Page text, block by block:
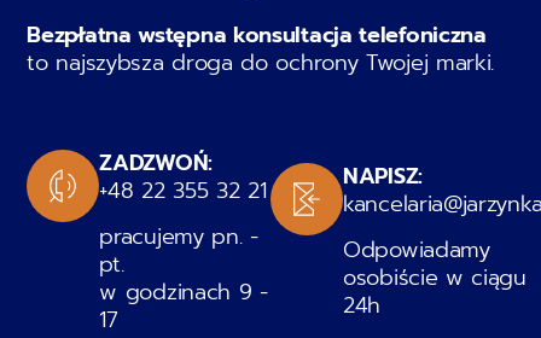
Bezpłatna wstępna konsultacja telefoniczna
to najszybsza droga do ochrony Twojej marki.
ZADZWOŃ:
+48 22 355 32 21
pracujemy pn. -
pt.
w godzinach 9 -
17
NAPISZ:
Odpowiadamy
osobiście w ciągu
24h